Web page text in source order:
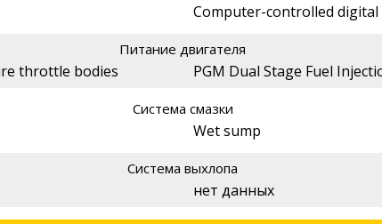
Computer-controlled
Питание двигателя
throttle bodies PGM Dual Stage Fuel
Система смазки
Wet sump
Система выхлопа
нет данных